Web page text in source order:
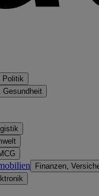
Politik
Gesundheit
Finanzen,